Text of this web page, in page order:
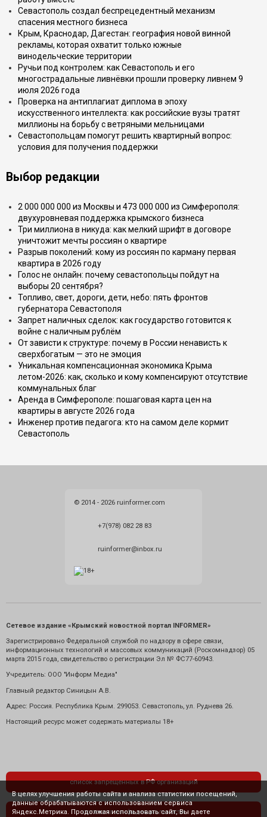
Севастополь создал беспрецедентный механизм
спасения местного бизнеса
Крым, Краснодар, Дагестан: география новой винной
рекламы, которая охватит только южные
винодельческие территории
Ручьи под контролем: как Севастополь и его
многострадальные ливнёвки прошли проверку ливнем 9
июля 2026 года
Проверка на антиплагиат диплома в эпоху
искусственного интеллекта: как российские вузы тратят
миллионы на борьбу с ветряными мельницами
Севастопольцам помогут решить квартирный вопрос:
условия для получения поддержки
Выбор редакции
2 000 000 000 из Москвы и 473 000 000 из Симферополя:
двухуровневая поддержка крымского бизнеса
Три миллиона в никуда: как мелкий шрифт в договоре
уничтожит мечты россиян о квартире
Разрыв поколений: кому из россиян по карману первая
квартира в 2026 году
Голос не онлайн: почему севастопольцы пойдут на
выборы 20 сентября?
Топливо, свет, дороги, дети, небо: пять фронтов
губернатора Севастополя
Запрет наличных сделок: как государство готовится к
войне с наличным рублём
От зависти к структуре: почему в России ненависть к
сверхбогатым — это не эмоция
Уникальная компенсационная экономика Крыма
летом-2026: как, сколько и кому компенсируют отсутствие
коммунальных благ
Аренда в Симферополе: пошаговая карта цен на
квартиры в августе 2026 года
Инженер против педагога: кто на самом деле кормит
Севастополь
© 2014 - 2026 ruinformer.com
+7(978) 082 28 83
ruinformer@inbox.ru
Сетевое издание «Крымский новостной портал INFORMER»
Зарегистрировано Федеральной службой по надзору в сфере связи,
информационных технологий и массовых коммуникаций (Роскомнадзор) 05
марта 2015 года, свидетельство о регистрации Эл № ФС77-60943.
Учредитель: ООО "Информ Медиа"
Главный редактор Синицын А.В.
Адрес: Россия. Республика Крым. 299053. Севастополь, ул. Руднева 26.
Настоящий ресурс может содержать материалы 18+
список запрещенных в РФ организаций
политика конфиденциальности
В целях улучшения работы сайта и анализа статистики посещений,
данные обрабатываются с использованием сервиса
Яндекс.Метрика. Продолжая использовать сайт, Вы даете